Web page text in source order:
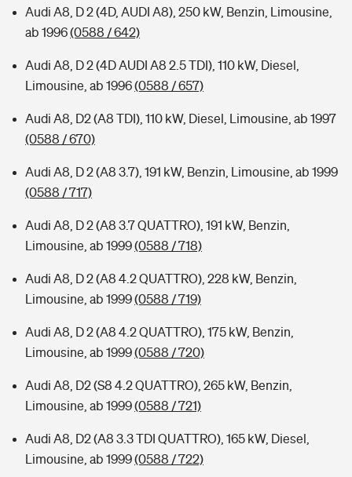
Audi A8, D 2 (4D, AUDI A8), 250 kW, Benzin, Limousine,
ab 1996(0588 / 642)
Audi A8, D 2 (4D AUDI A8 2.5 TDI), 110 kW, Diesel,
Limousine, ab 1996(0588 / 657)
Audi A8, D2 (A8 TDI), 110 kW, Diesel, Limousine, ab 1997
(0588 / 670)
Audi A8, D 2 (A8 3.7), 191 kW, Benzin, Limousine, ab 1999
(0588 / 717)
Audi A8, D 2 (A8 3.7 QUATTRO), 191 kW, Benzin,
Limousine, ab 1999(0588 / 718)
Audi A8, D 2 (A8 4.2 QUATTRO), 228 kW, Benzin,
Limousine, ab 1999(0588 / 719)
Audi A8, D 2 (A8 4.2 QUATTRO), 175 kW, Benzin,
Limousine, ab 1999(0588 / 720)
Audi A8, D2 (S8 4.2 QUATTRO), 265 kW, Benzin,
Limousine, ab 1999(0588 / 721)
Audi A8, D2 (A8 3.3 TDI QUATTRO), 165 kW, Diesel,
Limousine, ab 1999(0588 / 722)